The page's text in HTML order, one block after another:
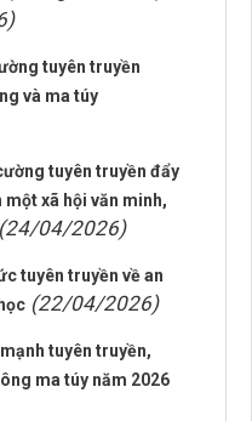
tuyên truyền
và ma túy
tuyên truyền đẩy
xã hội văn minh,
(24/04/2026)
tuyên truyền về an
(22/04/2026)
tuyên truyền,
ma túy năm 2026